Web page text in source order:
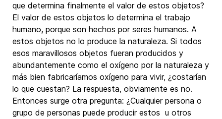
que determina finalmente el valor de estos objetos?
El valor de estos objetos lo determina el trabajo
humano, porque son hechos por seres humanos. A
estos objetos no lo produce la naturaleza. Si todos
esos maravillosos objetos fueran producidos y
abundantemente como el oxígeno por la naturaleza y
más bien fabricaríamos oxígeno para vivir, ¿costarían
lo que cuestan? La respuesta, obviamente es no.
Entonces surge otra pregunta: ¿Cualquier persona o
grupo de personas puede producir estos u otros